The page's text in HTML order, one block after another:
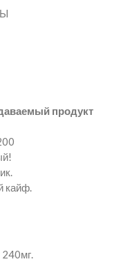
продукт
кайф.
240мг.